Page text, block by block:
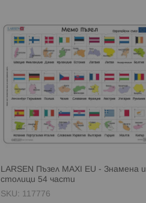
LARSEN Пъзел MAXI EU - Знамена и
столици 54 части
SKU: 117776